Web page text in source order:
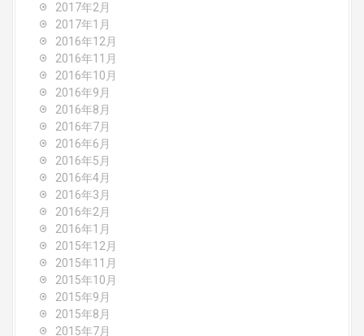
2017年2月
2017年1月
2016年12月
2016年11月
2016年10月
2016年9月
2016年8月
2016年7月
2016年6月
2016年5月
2016年4月
2016年3月
2016年2月
2016年1月
2015年12月
2015年11月
2015年10月
2015年9月
2015年8月
2015年7月